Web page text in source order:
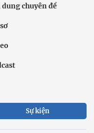
dung chuyên đề
Sự kiện